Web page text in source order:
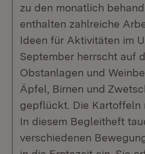
zu den monatlich
enthalten zahlreiche
Ideen für Aktivitäten im
September herrscht auf
Obstanlagen und
Äpfel, Birnen und
gepflückt. Die Kartoffeln
In diesem Begleitheft
verschiedenen